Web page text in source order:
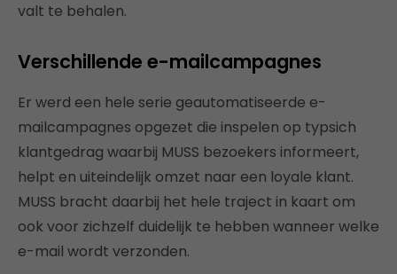
valt te behalen.
Verschillende e-mailcampagnes
Er werd een hele serie geautomatiseerde e-
mailcampagnes opgezet die inspelen op typsich
klantgedrag waarbij MUSS bezoekers informeert,
helpt en uiteindelijk omzet naar een loyale klant.
MUSS bracht daarbij het hele traject in kaart om
ook voor zichzelf duidelijk te hebben wanneer welke
e-mail wordt verzonden.